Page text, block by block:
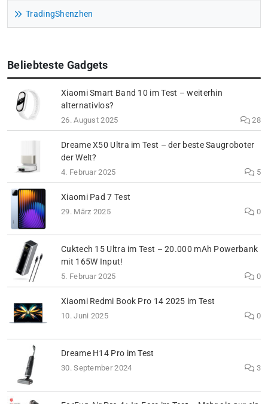
TradingShenzhen
Beliebteste Gadgets
Xiaomi Smart Band 10 im Test – weiterhin
alternativlos?
26. August 2025 28
Dreame X50 Ultra im Test – der beste Saugroboter
der Welt?
4. Februar 2025 5
Xiaomi Pad 7 Test
29. März 2025 0
Cuktech 15 Ultra im Test – 20.000 mAh Powerbank
mit 165W Input!
5. Februar 2025 0
Xiaomi Redmi Book Pro 14 2025 im Test
10. Juni 2025 0
Dreame H14 Pro im Test
30. September 2024 3